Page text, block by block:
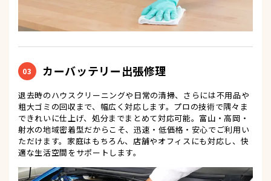
03 カーバッテリー出張修理
退去時のハウスクリーニングや日常の清掃、さらには不用品や
粗大ゴミの回収まで、幅広く対応します。プロの技術で隅々ま
できれいに仕上げ、処分までまとめて対応可能。富山・高岡・
射水の地域密着型だからこそ、迅速・低価格・安心でご利用い
ただけます。家庭はもちろん、店舗やオフィスにも対応し、快
適な生活空間をサポートします。